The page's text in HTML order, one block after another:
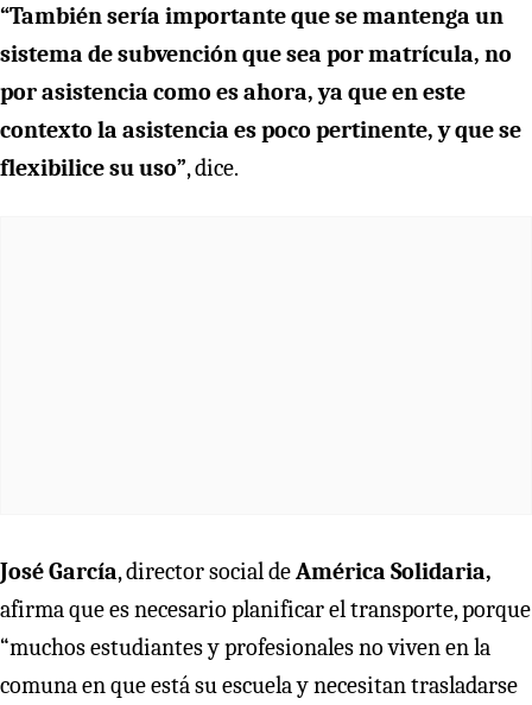
“También sería importante que se mantenga un
sistema de subvención que sea por matrícula, no
por asistencia como es ahora, ya que en este
contexto la asistencia es poco pertinente, y que se
flexibilice su uso”, dice.
José García, director social deAmérica Solidaria,
afirma que es necesario planificar el transporte, porque
“muchos estudiantes y profesionales no viven en la
comuna en que está su escuela y necesitan trasladarse